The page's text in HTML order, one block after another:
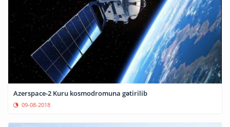
Azerspace-2 Kuru kosmodromuna gətirilib
09-08-2018